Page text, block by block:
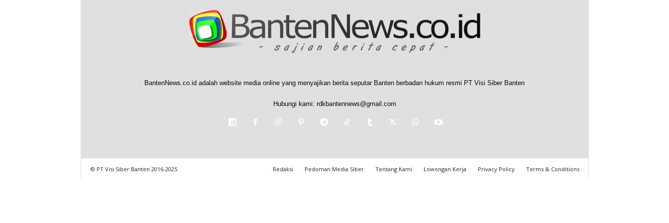
BantenNews.co.id adalah website media online yang menyajikan berita seputar Banten berbadan hukum resmi PT Visi Siber Banten
Hubungi kami: rdkbantennews@gmail.com
Redaksi Pedoman Media Siber Tentang Kami Lowongan Kerja Privacy Policy Terms & Conditions
© PT Visi Siber Banten 2016-2025